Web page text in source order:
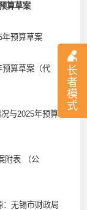
长
者
模
式
算草案
预算草案
算草案（代
与2025年预算
附表 （公
：无锡市财政局